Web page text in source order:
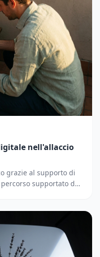
nell'allaccio
grazie al supporto di
supportato dai